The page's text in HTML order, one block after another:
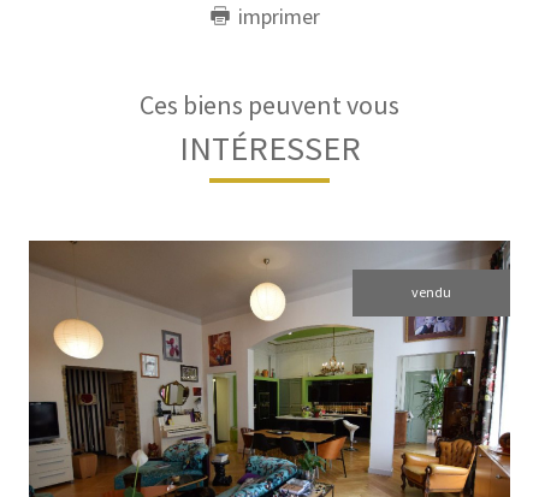
imprimer
Ces biens peuvent vous
INTÉRESSER
vendu
voir le bien